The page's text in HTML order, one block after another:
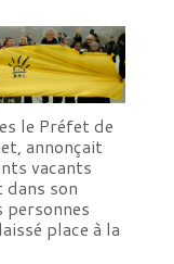
le Préfet de
annonçait
vacants
son
place à la